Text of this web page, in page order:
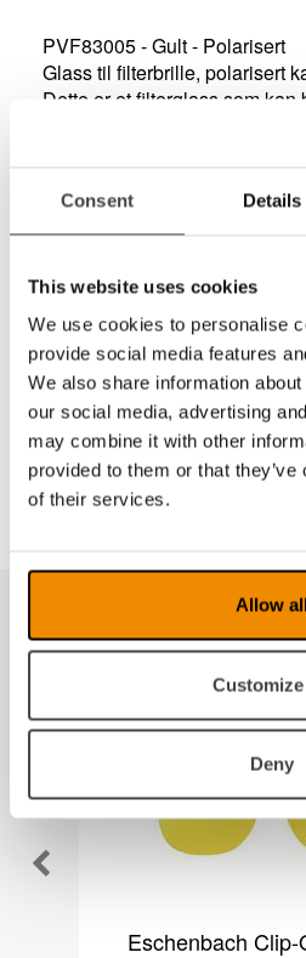
Consent Details
This website uses cookies
We use cookies to personalise
provide social media features
We also share information
our social media, advertising
may combine it with other
provided to them or that
of their services.
Allow all
Customize
Deny
PVF83005 - Gult - Polarisert
Glass til filterbrille, polarisert
Dette er et filterglass som
utendørs bruk i medium til
grønne glasset er mørkere
lyset. Filteret kombinerer en
effekt med en god
aktiviteter som innebærer
kan være mobility og
reflekser fra f.eks vannspeil
effektivt bort sjenerende blått
kontrastsynet og gir økt
art.nr. PVF 83005
Produkter fra
Eschenbach